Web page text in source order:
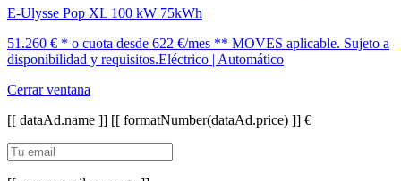
E-Ulysse Pop XL 100 kW 75kWh
51.260 € * o cuota desde 622 €/mes ** MOVES aplicable. Sujeto a
disponibilidad y requisitos.Eléctrico | Automático
Cerrar ventana
[[ dataAd.name ]] [[ formatNumber(dataAd.price) ]] €